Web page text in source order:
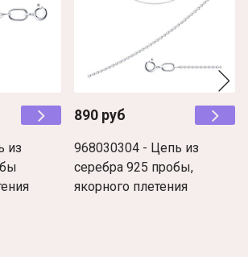
из
890 руб
968030304 - Цепь из
серебра 925 пробы,
якорного плетения